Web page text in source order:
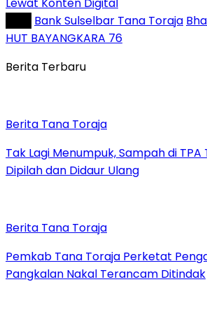
Bank Sulselbar Tana Toraja
HUT BAYANGKARA 76
Berita Terbaru
Berita Tana Toraja
Tak Lagi Menumpuk, Sampah di TPA
Dipilah dan Didaur Ulang
Berita Tana Toraja
Pemkab Tana Toraja Perketat
Pangkalan Nakal Terancam Ditindak